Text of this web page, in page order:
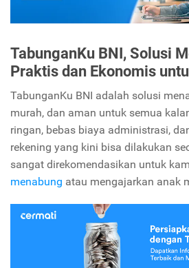
TabunganKu BNI, Solusi
Praktis dan Ekonomis
TabunganKu BNI adalah solusi
murah, dan aman untuk semua
ringan, bebas biaya administrasi,
rekening yang kini bisa dilakukan
sangat direkomendasikan untuk
menabung atau mengajarkan anak